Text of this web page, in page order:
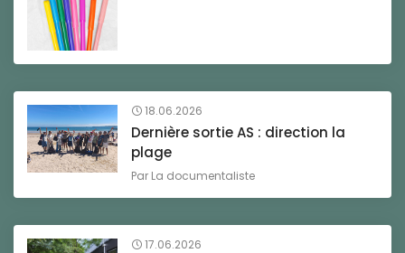
18.06.2026
Dernière sortie AS : direction la
plage
Par La documentaliste
17.06.2026